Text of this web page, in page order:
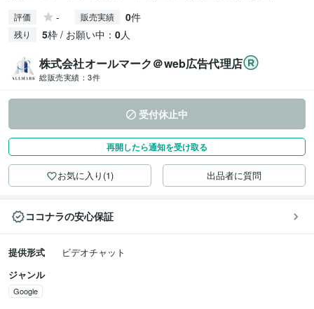
評価 - 販売実績 0件
残り 5枠 / お願い中： 0人
株式会社オールマーク＠web広告代理店
総販売実績： 3件
受付休止中
再開したら通知を受け取る
お気に入り(1) 出品者に質問
ココナラの安心保証
提供形式
ビデオチャット
ジャンル
Google